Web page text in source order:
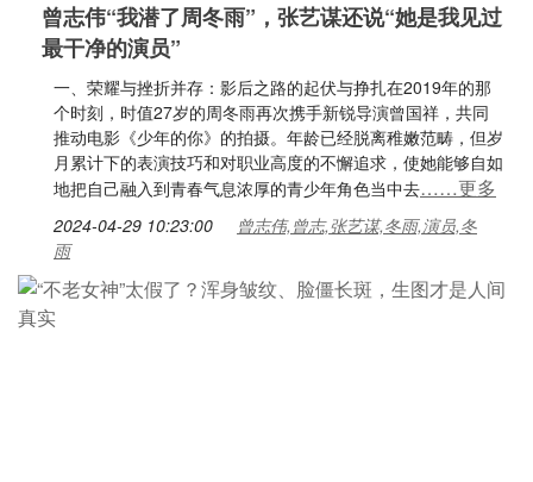
曾志伟“我潜了周冬雨”，张艺谋还说“她是我见过
最干净的演员”
一、荣耀与挫折并存：影后之路的起伏与挣扎在2019年的那
个时刻，时值27岁的周冬雨再次携手新锐导演曾国祥，共同
推动电影《少年的你》的拍摄。年龄已经脱离稚嫩范畴，但岁
月累计下的表演技巧和对职业高度的不懈追求，使她能够自如
地把自己融入到青春气息浓厚的青少年角色当中去……更多
2024-04-29 10:23:00
曾志伟,曾志,张艺谋,冬雨,演员,冬
雨